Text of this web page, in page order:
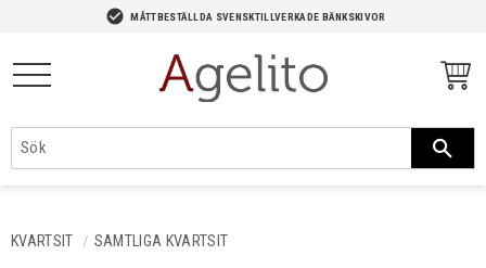
check_circle MÅTTBESTÄLLDA SVENSKTILLVERKADE BÄNKSKIVOR
KVARTSIT SAMTLIGA KVARTSIT